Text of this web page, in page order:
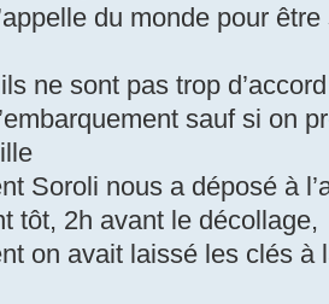
du monde pour être
ne sont pas trop
sauf si on
Soroli nous a déposé à
tôt, 2h avant le décollage,
on avait laissé les clés à